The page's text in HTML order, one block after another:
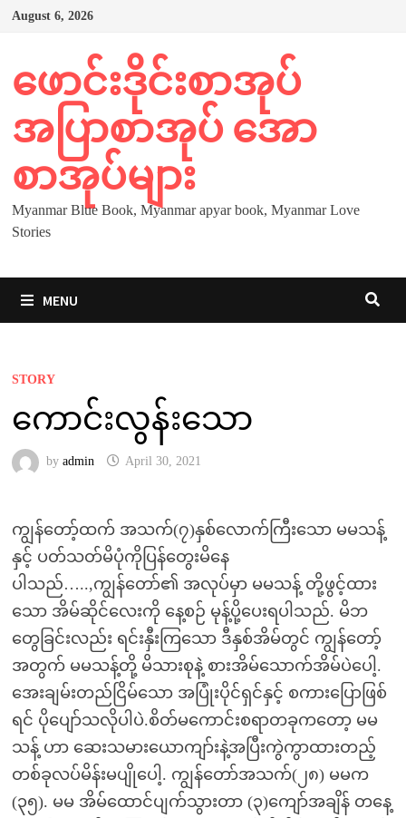
Skip
August 6, 2026
ဖောင်းဒိုင်းစာအုပ်
အပြာစာအုပ် အော
စာအုပ်များ
Myanmar Blue Book, Myanmar apyar book, Myanmar Love
Stories
MENU
STORY
ကောင်းလွန်းသော
by admin April 30, 2021
ကျွန်တော့်ထက် အသက်(၇)နှစ်လောက်ကြီးသော မမသန့်
နှင့် ပတ်သတ်မိပုံကိုပြန်တွေးမိနေ
ပါသည်…..,ကျွန်တော်၏ အလုပ်မှာ မမသန့် တို့ဖွင့်ထား
သော အိမ်ဆိုင်လေးကို နေ့စဉ် မုန့်ပို့ပေးရပါသည်. မိဘ
တွေခြင်းလည်း ရင်းနှီးကြသော ဒီနှစ်အိမ်တွင် ကျွန်တော့်
အတွက် မမသန့်တို့ မိသားစုနဲ့ စားအိမ်သောက်အိမ်ပဲပေါ့.
အေးချမ်းတည်ငြိမ်သော အပြုံးပိုင်ရှင်နှင့် စကားပြောဖြစ်
ရင် ပိုပျော်သလိုပါပဲ.စိတ်မကောင်းစရာတခုကတော့ မမ
သန့် ဟာ ဆေးသမားယောကျာ်းနဲ့အပြီးကွဲကွာထားတည့်
တစ်ခုလပ်မိန်းမပျိုပေါ့. ကျွန်တော်အသက်(၂၈) မမက
(၃၅). မမ အိမ်ထောင်ပျက်သွားတာ (၃)ကျော်အချိန် တနေ့